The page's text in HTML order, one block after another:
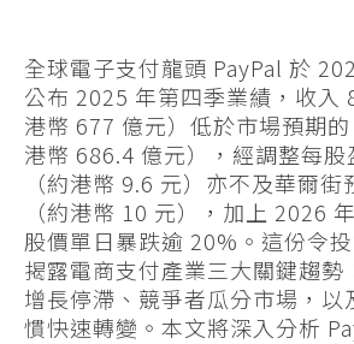
全球電子支付龍頭 PayPal 於
公布 2025 年第四季業績，收入
港幣 677 億元）低於市場預期
港幣 686.4 億元），經調整每
（約港幣 9.6 元）亦不及華爾
（約港幣 10 元），加上 2026
股價單日暴跌逾 20%。這份令
揭露電商支付產業三大關鍵趨勢
增長停滯、競爭者瓜分市場，以
慣快速轉變。本文將深入分析